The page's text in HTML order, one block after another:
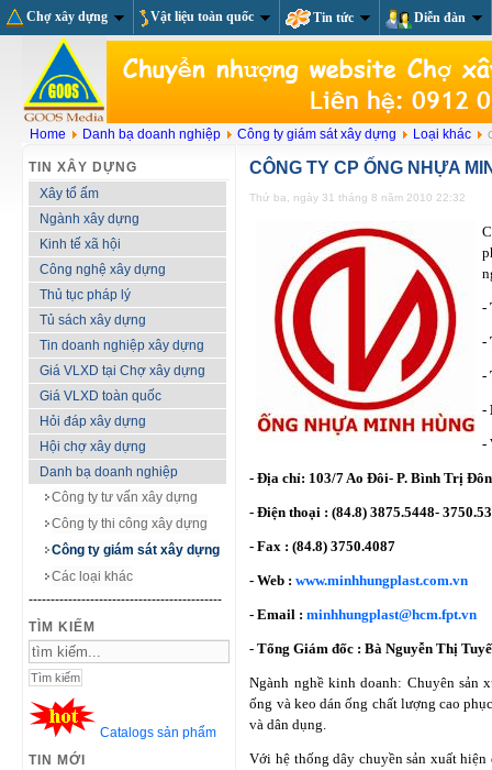
Chợ xây dựng Vật liệu toàn quốc Tin tức Diễn đàn
Home Danh bạ doanh nghiệp Công ty giám sát xây dựng Loại khác
TIN XÂY DỰNG
Xây tổ ấm
Ngành xây dựng
Kinh tế xã hội
Công nghệ xây dựng
Thủ tục pháp lý
Tủ sách xây dựng
Tin doanh nghiệp xây dựng
Giá VLXD tại Chợ xây dựng
Giá VLXD toàn quốc
Hỏi đáp xây dựng
Hội chợ xây dựng
Danh bạ doanh nghiệp
Công ty tư vấn xây dựng
Công ty thi công xây dựng
Công ty giám sát xây dựng
Các loại khác
--------------------------------------------
TÌM KIẾM
Catalogs sản phẩm
TIN MỚI
CÔNG TY CP ỐNG NHỰA
Thứ ba, ngày 31 tháng 8 năm 2010 22:32
-
-
-
-
-
- Địa chỉ: 103/7 Ao Đôi- P. Bình Trị
- Điện thoại : (84.8) 3875.5448-
- Fax : (84.8) 3750.4087
- Web :www.minhhungplast.com.vn
- Email :minhhungplast@hcm.fpt.vn
- Tổng Giám đốc : Bà Nguyễn Thị
Ngành nghề kinh doanh: Chuyên sản
ống và keo dán ống chất lượng cao
và dân dụng.
Với hệ thống dây chuyền sản xuất